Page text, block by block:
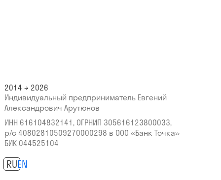
2014 → 2026
Индивидуальный предприниматель Евгений
Александрович Арутюнов
ИНН 616104832141, ОГРНИП 305616123800033,
р/с 40802810509270000298 в ООО «Банк Точка»
БИК 044525104
RUEN